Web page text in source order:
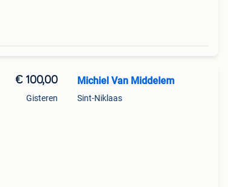
€ 100,00
Gisteren
Michiel Van Middelem
Sint-Niklaas